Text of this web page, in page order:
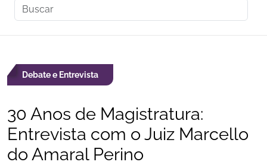
Debate e Entrevista
30 Anos de Magistratura:
Entrevista com o Juiz Marcello
do Amaral Perino